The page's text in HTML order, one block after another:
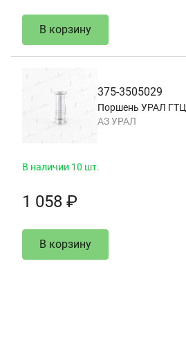
В корзину
375-3505029
Поршень УРАЛ ГТЦ
АЗ УРАЛ
В наличии 10 шт.
1 058 ₽
В корзину